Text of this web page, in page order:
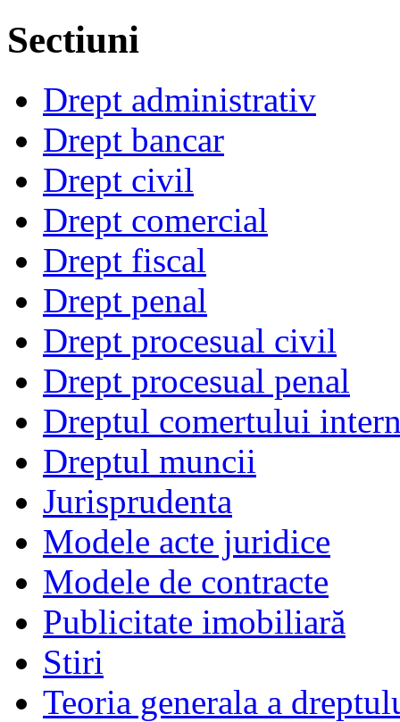
Sectiuni
Drept administrativ
Drept bancar
Drept civil
Drept comercial
Drept fiscal
Drept penal
Drept procesual civil
Drept procesual penal
Dreptul comertului
Dreptul muncii
Jurisprudenta
Modele acte juridice
Modele de contracte
Publicitate imobiliară
Stiri
Teoria generala a